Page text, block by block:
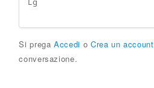
Si pregaAccedi o Crea un account
conversazione.